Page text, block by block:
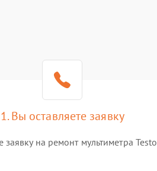
1. Вы оставляете заявку
заявку на ремонт мультиметра Testo